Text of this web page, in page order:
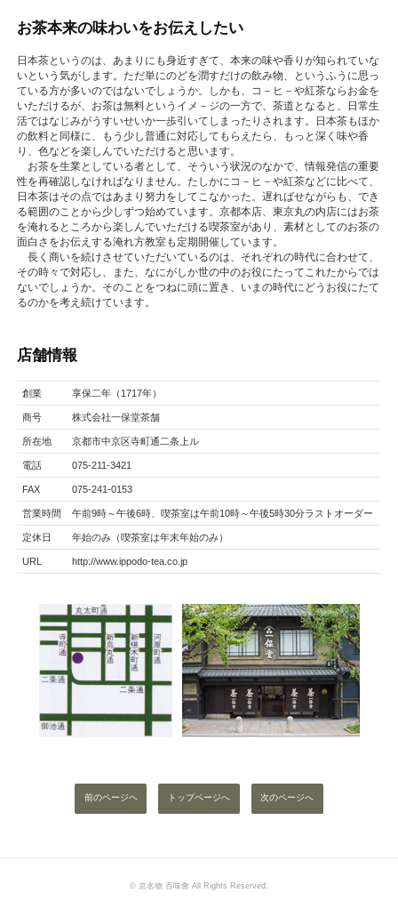
お茶本来の味わいをお伝えしたい
日本茶というのは、あまりにも身近すぎて、本来の味や香りが知られていな
いという気がします。ただ単にのどを潤すだけの飲み物、というふうに思っ
ている方が多いのではないでしょうか。しかも、コ－ヒ－や紅茶ならお金を
いただけるが、お茶は無料というイメ－ジの一方で、茶道となると、日常生
活ではなじみがうすいせいか一歩引いてしまったりされます。日本茶もほか
の飲料と同様に、もう少し普通に対応してもらえたら、もっと深く味や香
り、色などを楽しんでいただけると思います。
お茶を生業としている者として、そういう状況のなかで、情報発信の重要
性を再確認しなければなりません。たしかにコ－ヒ－や紅茶などに比べて、
日本茶はその点ではあまり努力をしてこなかった。遅ればせながらも、でき
る範囲のことから少しずつ始めています。京都本店、東京丸の内店にはお茶
を淹れるところから楽しんでいただける喫茶室があり、素材としてのお茶の
面白さをお伝えする淹れ方教室も定期開催しています。
長く商いを続けさせていただいているのは、それぞれの時代に合わせて、
その時々で対応し、また、なにがしか世の中のお役にたってこれたからでは
ないでしょうか。そのことをつねに頭に置き、いまの時代にどうお役にたて
るのかを考え続けています。
店舗情報
創業 享保二年（1717年）
商号 株式会社一保堂茶舗
所在地 京都市中京区寺町通二条上ル
電話 075-211-3421
FAX 075-241-0153
営業時間 午前9時～午後6時、喫茶室は午前10時～午後5時30分ラストオーダー
定休日 年始のみ（喫茶室は年末年始のみ）
URL http://www.ippodo-tea.co.jp
前のページヘ トップページへ 次のページへ
© 京名物 百味會 All Rights Reserved.